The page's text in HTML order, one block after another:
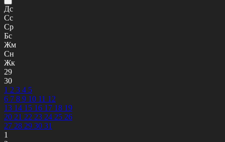
Дс
Сс
Ср
Бс
Жм
Сн
Жк
29
30
1 2 3 4 5
6 7 8 9 10 11 12
13 14 15 16 17 18 19
20 21 22 23 24 25 26
27 28 29 30 31
1